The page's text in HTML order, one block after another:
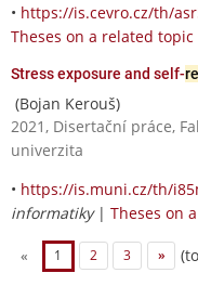
• https://is.cevro.cz/th/
Theses on a related topic
Stress exposure and self-
(Bojan Kerouš)
2021, Disertační práce,
univerzita
• https://is.muni.cz/th/
informatiky| Theses on
« 1 2 3 »